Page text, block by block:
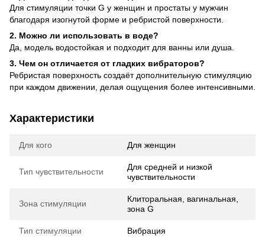
Для стимуляции точки G у женщин и простаты у мужчин
благодаря изогнутой форме и ребристой поверхности.
2. Можно ли использовать в воде?
Да, модель водостойкая и подходит для ванны или душа.
3. Чем он отличается от гладких вибраторов?
Ребристая поверхность создаёт дополнительную стимуляцию
при каждом движении, делая ощущения более интенсивными.
Характеристики
Для кого Для женщин
Тип чувствительности
Для средней и низкой
чувствительности
Зона стимуляции
Клиторальная, вагинальная,
зона G
Тип стимуляции Вибрация